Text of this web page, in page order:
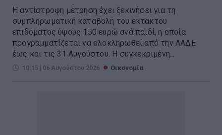
Η αντίστροφη μέτρηση έχει ξεκινήσει για τη
συμπληρωματική καταβολή του έκτακτου
επιδόματος ύψους 150 ευρώ ανά παιδί, η οποία
προγραμματίζεται να ολοκληρωθεί από την ΑΑΔΕ
έως και τις 31 Αυγούστου. Η συγκεκριμένη...
10:15 | 06 Αυγούστου 2026 Οικονομία